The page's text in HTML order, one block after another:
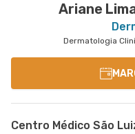
Ariane
Dermatologia
Centro Médico São